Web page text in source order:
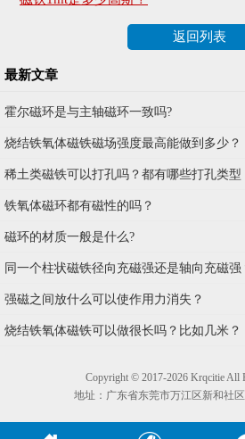
返回列表
最新文章
霍尔磁环是与主轴磁环一致吗?
烧结铁氧体磁铁磁场强度最高能做到多少？
稀土类磁铁可以打孔吗？都有哪些打孔类型
铁氧体磁环都有磁性的吗？
磁环的材质一般是什么?
同一个柱状磁铁径向充磁强还是轴向充磁强
强磁之间放什么可以使作用力消失？
烧结铁氧体磁铁可以做很长吗？比如几米？
Copyright © 2017-2026 Krqcitie All
地址：广东省东莞市万江区新和社